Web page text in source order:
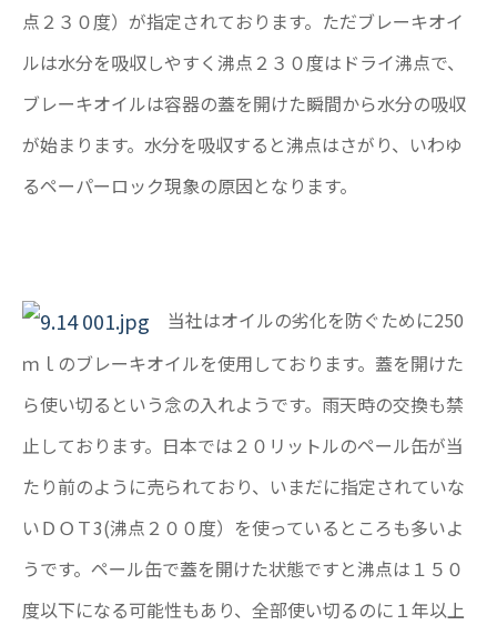
点２３０度）が指定されております。ただブレーキオイ
ルは水分を吸収しやすく沸点２３０度はドライ沸点で、
ブレーキオイルは容器の蓋を開けた瞬間から水分の吸収
が始まります。水分を吸収すると沸点はさがり、いわゆ
るペーパーロック現象の原因となります。
当社はオイルの劣化を防ぐために250
ｍｌのブレーキオイルを使用しております。蓋を開けた
ら使い切るという念の入れようです。雨天時の交換も禁
止しております。日本では２０リットルのペール缶が当
たり前のように売られており、いまだに指定されていな
いＤＯＴ3(沸点２００度）を使っているところも多いよ
うです。ペール缶で蓋を開けた状態ですと沸点は１５０
度以下になる可能性もあり、全部使い切るのに１年以上